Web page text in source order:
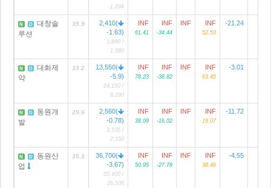
1,094
N D
대창솔
루션
35.9
2,410(
-1.63)
3,890 /
1,580
INF
61.41
INF
-34.44
INF INF
52.53
-21.24
N D
대화제
약
33.2
13,550(
-5.9)
24,150 /
8,290
INF
78.23
INF
-38.82
INF INF
63.45
-3.01
N D
동원개
발
29.6
2,560(
-0.78)
3,535 /
2,150
INF
38.09
INF
-16.02
INF INF
19.07
-11.72
N D
동원산
업
35.3
36,700(
-3.67)
55,400 /
26,506
INF
50.95
INF
-27.78
INF INF
38.46
-4.55